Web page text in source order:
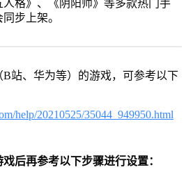
人格》、《阴阳师》等多款热门手
步上架。
站、华为等）的游戏，可参考以下
help/20210525/35044_949950.html
后再参考以下步骤进行设置：